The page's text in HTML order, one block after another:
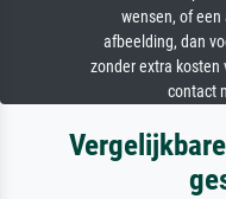
wensen, of
afbeelding, dan
zonder extra
contact